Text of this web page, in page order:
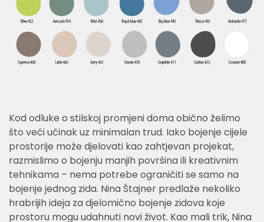
Kod odluke o stilskoj promjeni doma obično želimo
što veći učinak uz minimalan trud. Iako bojenje cijele
prostorije može djelovati kao zahtjevan projekat,
razmislimo o bojenju manjih površina ili kreativnim
tehnikama – nema potrebe ograničiti se samo na
bojenje jednog zida. Nina Štajner predlaže nekoliko
hrabrijih ideja za djelomično bojenje zidova koje
prostoru mogu udahnuti novi život. Kao mali trik, Nina